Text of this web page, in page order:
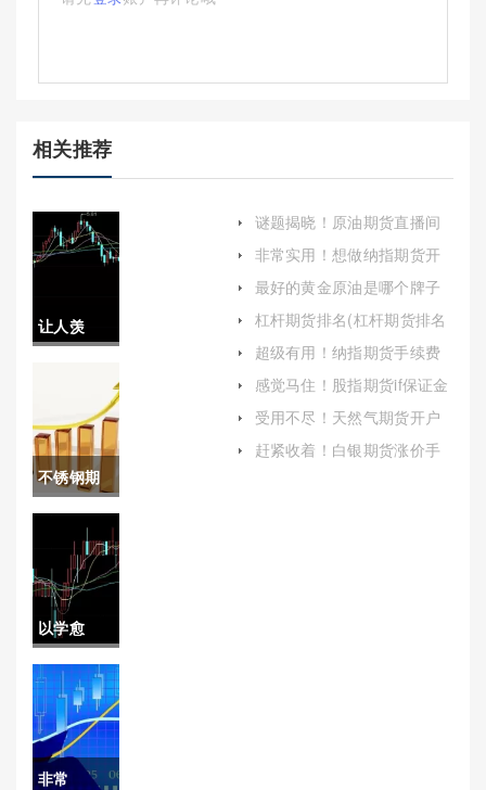
相关推荐
让人羡
原油期货
开户保证
金（为广
大投资者
提供有益
的参考和
帮助）
不锈钢期
货平仓什
么意思(不
锈钢期货
是什么意
思)
以学愈
愚！贵州
纳指期货
开户（帮
非常
谜题揭晓！原油期货直播间
融合)
非常实用！想做纳指期货开
采取措施)
最好的黄金原油是哪个牌子
的)
杠杆期货排名(杠杆期货排名
超级有用！纳指期货手续费
少)
感觉马住！股指期货if保证金
所的通知）
受用不尽！天然气期货开户
了解这一领域）
赶紧收着！白银期货涨价手